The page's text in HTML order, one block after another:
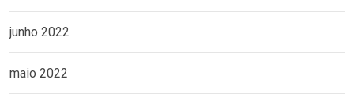
junho 2022
maio 2022